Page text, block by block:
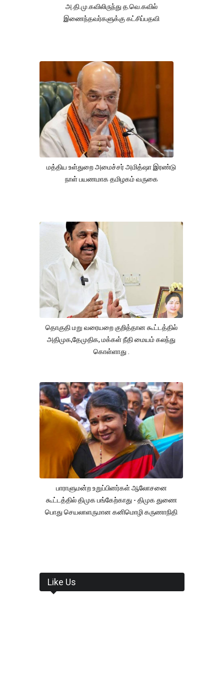
அ.தி.மு.கவிலிருந்து த.வெ.கவில்
இணைந்தவர்களுக்கு கட்சிப்பதவி
மத்திய உள்துறை அமைச்சர் அமித்ஷா இரண்டு
நாள் பயணமாக தமிழகம் வருகை
தொகுதி மறு வரையறை குறித்தான கூட்டத்தில்
அதிமுக,தேமுதிக, மக்கள் நீதி மையம் கலந்து
கொள்ளாது .
பாராளுமன்ற உறுப்பினர்கள் ஆலோசனை
கூட்டத்தில் திமுக பங்கேற்காது - திமுக துணை
பொது செயலாளருமான கனிமொழி கருணாநிதி
Like Us